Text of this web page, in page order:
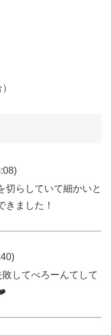
切らしていて細かいと
きました！
してべろーんてして